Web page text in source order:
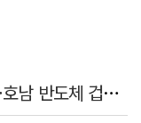
정청래, 靑 겨냥... "신천지·레버리지·호남 반도체 겁박 사과하라"